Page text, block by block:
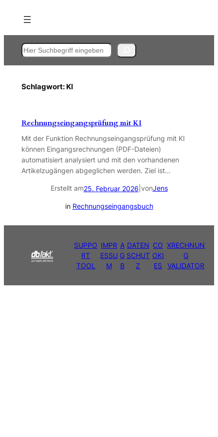
Inhalt
springen
Suchen
Schlagwort: KI
Rechnungseingangsprüfung mit KI
Mit der Funktion Rechnungseingangsprüfung mit KI
können Eingangsrechnungen (PDF-Dateien)
automatisiert analysiert und mit den vorhandenen
Artikelzugängen abgeglichen werden. Ziel ist…
Erstellt am25. Februar 2026 vonJens
in Rechnungseingangsbuch
SUPPO
RT
TOOL
IMPR
ESSU
M
A
G
B
DATEN
SCHUT
Z
CO
OKI
ES
XRECHNUN
G
VALIDATOR